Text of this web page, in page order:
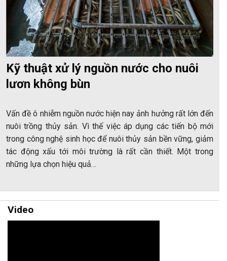
Kỹ thuật xử lý nguồn nước cho nuôi
lươn không bùn
Vấn đề ô nhiễm nguồn nước hiện nay ảnh hưởng rất lớn đến
nuôi trồng thủy sản. Vì thế việc áp dụng các tiến bộ mới
trong công nghệ sinh học để nuôi thủy sản bền vững, giảm
tác động xấu tới môi trường là rất cần thiết. Một trong
những lựa chọn hiệu quả…
Video